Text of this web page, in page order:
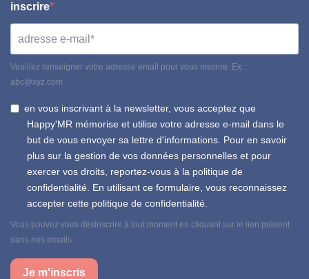
inscrire
Veuillez renseigner votre adresse email pour vous inscrire. Ex. :
abc@xyz.com
en vous inscrivant à la newsletter, vous acceptez que
Happy'MR mémorise et utilise votre adresse e-mail dans le
but de vous envoyer sa lettre d'informations. Pour en savoir
plus sur la gestion de vos données personnelles et pour
exercer vos droits, reportez-vous à la politique de
confidentialité. En utilisant ce formulaire, vous reconnaissez
accepter cette politique de confidentialité.
Vous pouvez vous désinscrire à tout moment en cliquant sur le lien présent
dans nos emails.
Je m'inscris